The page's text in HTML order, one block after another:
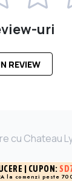
uri
REVIEW
cu Chateau
| CUPON:
la comenzi peste